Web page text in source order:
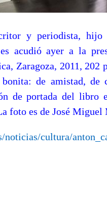
y periodista, hijo
acudió ayer a la
Zaragoza, 2011, 202
de amistad, de
de portada del libro
foto es de José Miguel
cultura/